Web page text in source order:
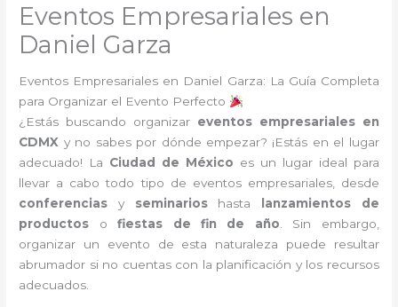
Eventos Empresariales en
Daniel Garza
Eventos Empresariales en Daniel Garza: La Guía Completa
para Organizar el Evento Perfecto
¿Estás buscando organizar eventos empresariales en
CDMX y no sabes por dónde empezar? ¡Estás en el lugar
adecuado! La Ciudad de México es un lugar ideal para
llevar a cabo todo tipo de eventos empresariales, desde
conferencias y seminarioshasta
lanzamientos de
productos ofiestas de fin de año. Sin embargo,
organizar un evento de esta naturaleza puede resultar
abrumador si no cuentas con la planificación y los recursos
adecuados.